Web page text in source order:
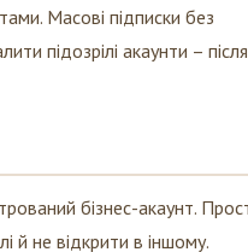
Масові підписки без
підозрілі акаунти – після
бізнес-акаунт.
й не відкрити в іншому.